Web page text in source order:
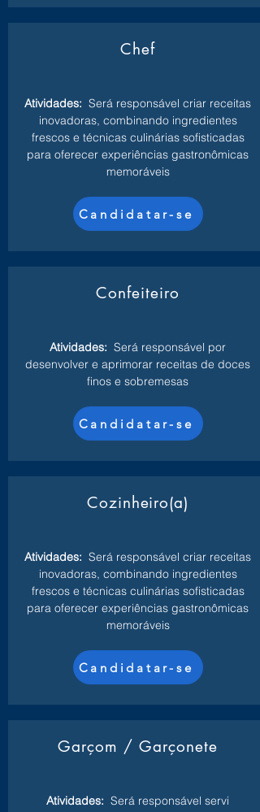
Chef
Atividades: Será responsável criar receitas
inovadoras, combinando ingredientes
frescos e técnicas culinárias sofisticadas
para oferecer experiências gastronômicas
memoráveis
Candidatar-se
Confeiteiro
Atividades: Será responsável por
desenvolver e aprimorar receitas de doces
finos e sobremesas
Candidatar-se
Cozinheiro(a)
Atividades: Será responsável criar receitas
inovadoras, combinando ingredientes
frescos e técnicas culinárias sofisticadas
para oferecer experiências gastronômicas
memoráveis
Candidatar-se
Garçom / Garçonete
Atividades: Será responsável servi